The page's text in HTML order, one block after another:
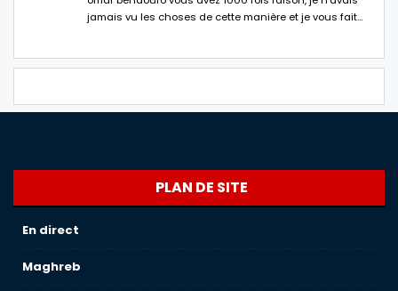
jamais vu les choses de cette manière et je vous fait…
PLAN DE SITE
En direct
Maghreb